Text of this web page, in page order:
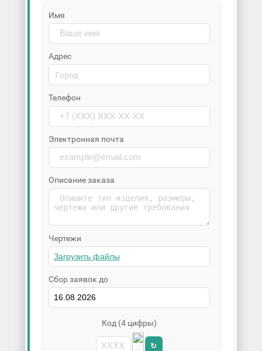
Имя
Адрес
Телефон
Электронная почта
Описание заказа
Чертежи
Сбор заявок до
Код (4 цифры)
↻